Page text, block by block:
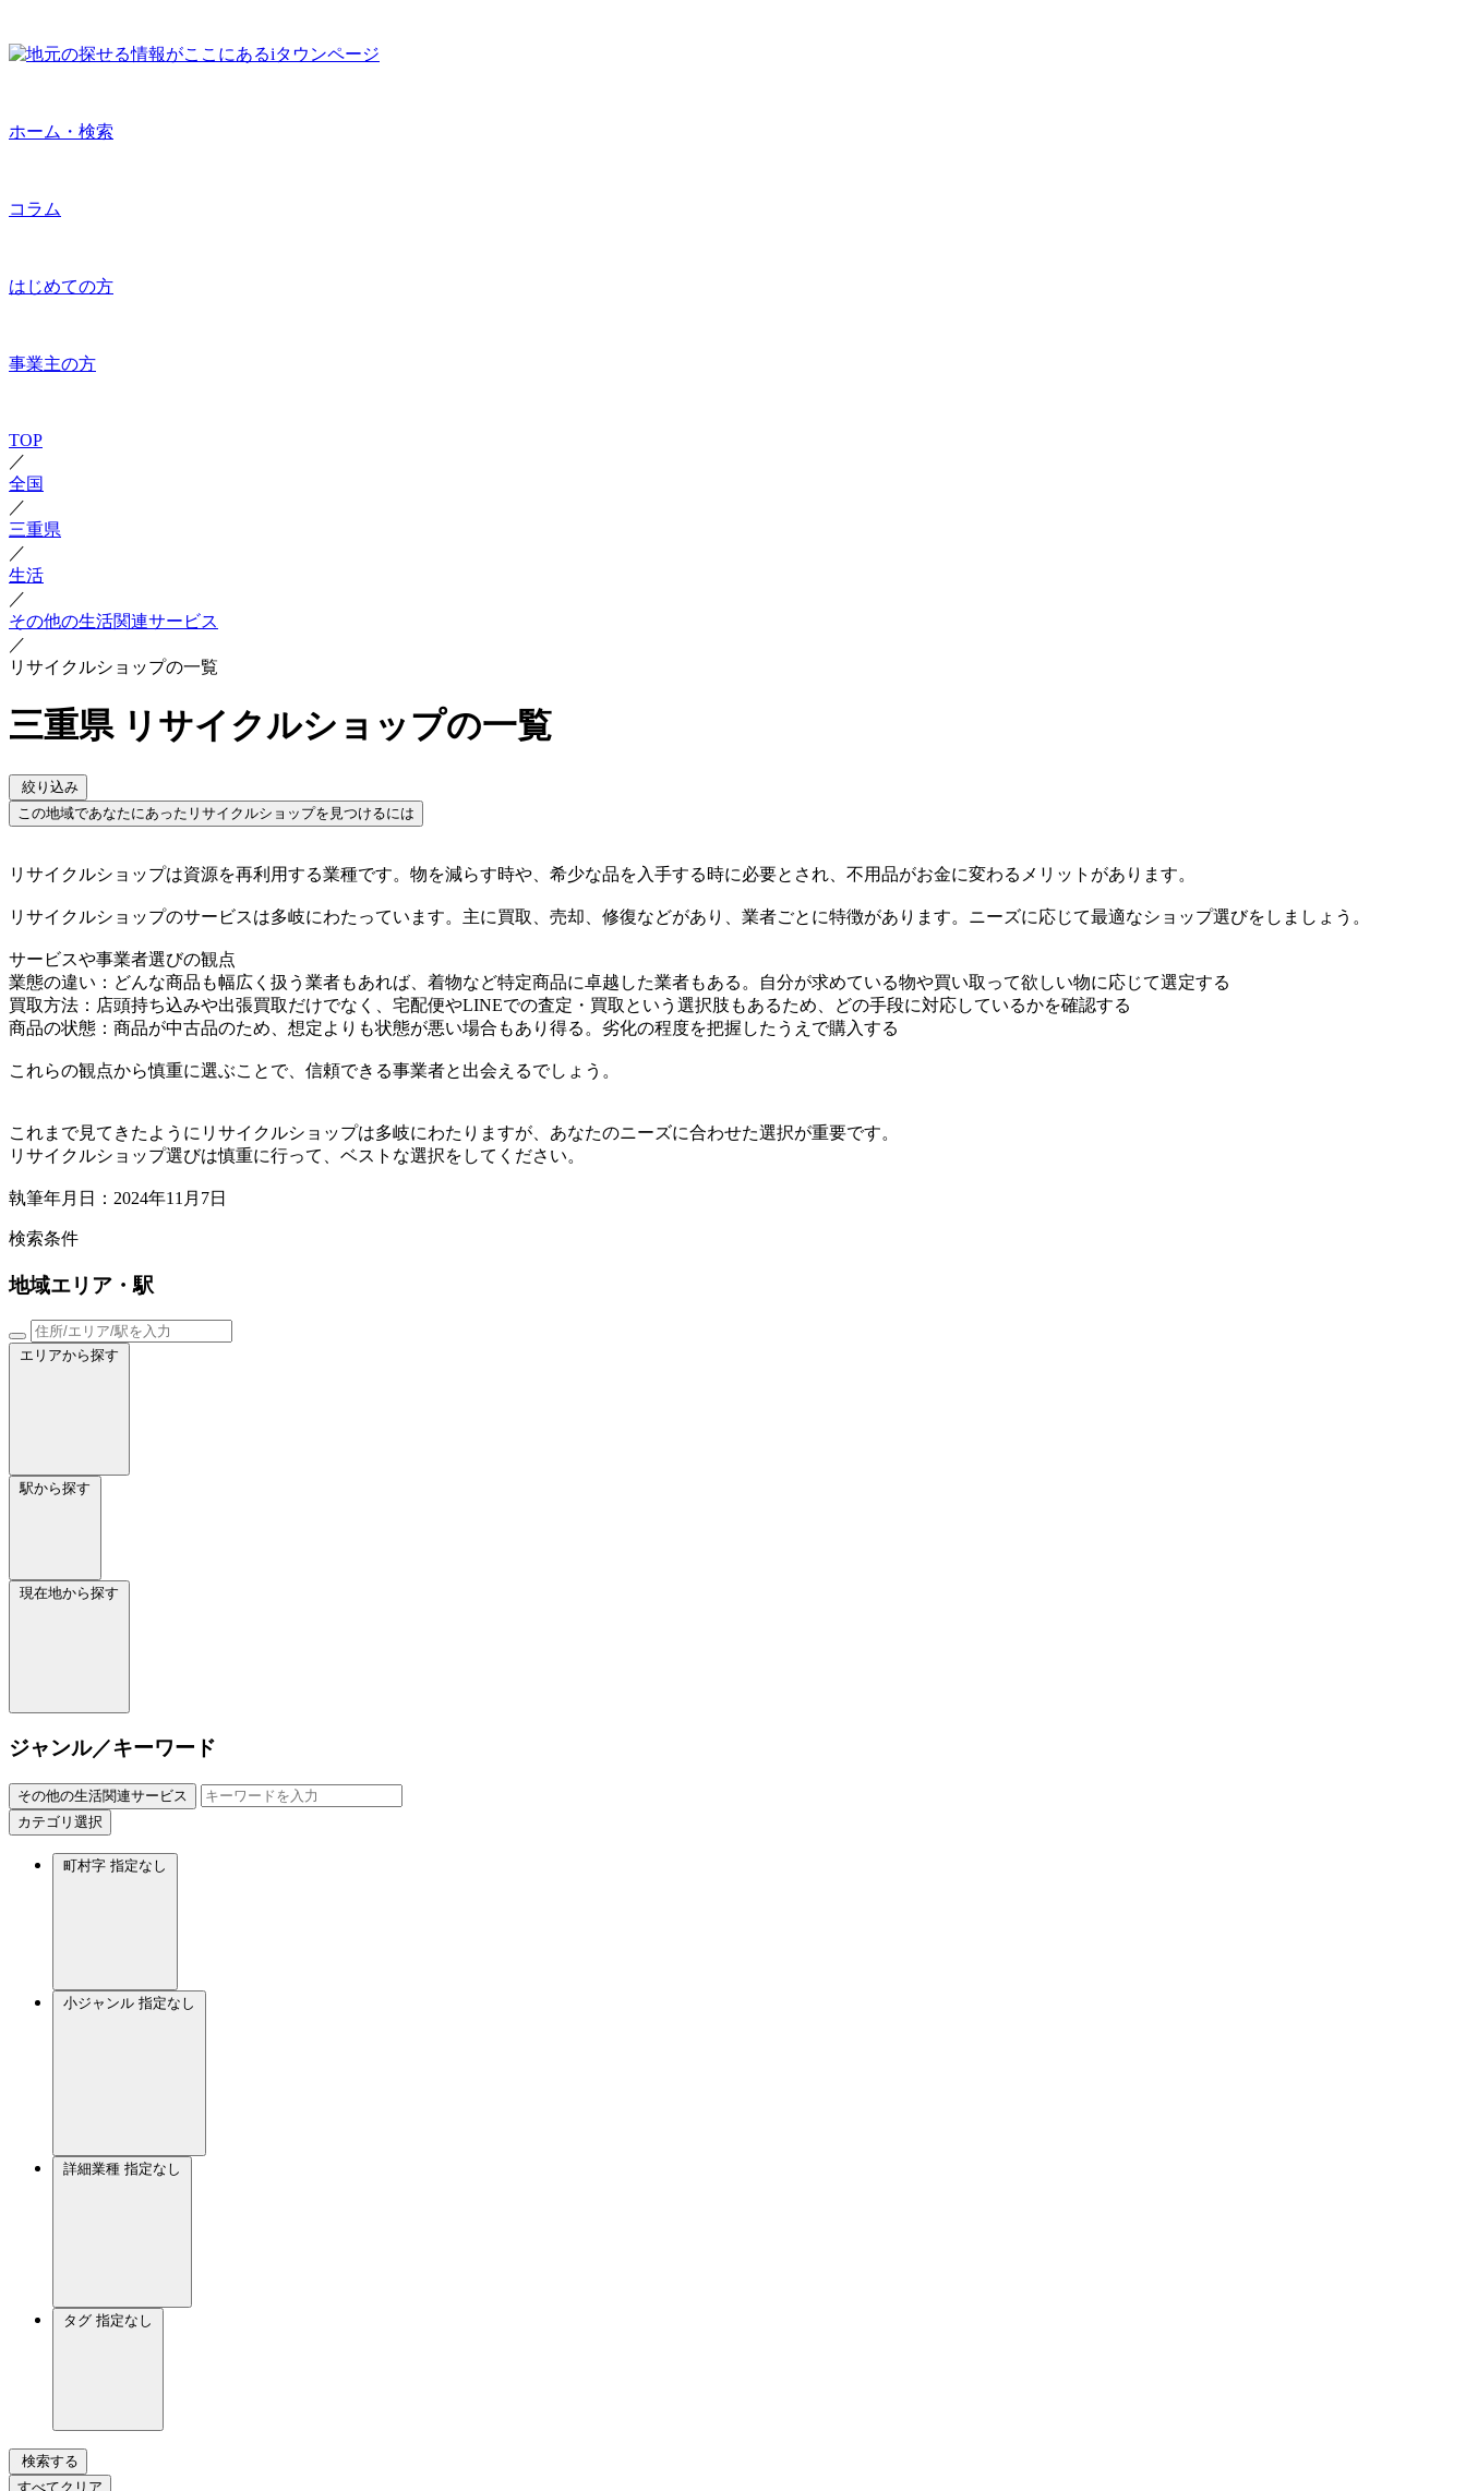
ホーム・検索
コラム
はじめての方
事業主の方
TOP
／
全国
／
三重県
／
生活
／
その他の生活関連サービス
／
リサイクルショップの一覧
三重県 リサイクルショップの一覧
絞り込み
この地域であなたにあったリサイクルショップを見つけるには
リサイクルショップは資源を再利用する業種です。物を減らす時や、希少な品を入手する時に必要とされ、不用品がお金に変わるメリットがあります。
リサイクルショップのサービスは多岐にわたっています。主に買取、売却、修復などがあり、業者ごとに特徴があります。ニーズに応じて最適なショップ選びをしましょう。
サービスや事業者選びの観点
業態の違い：どんな商品も幅広く扱う業者もあれば、着物など特定商品に卓越した業者もある。自分が求めている物や買い取って欲しい物に応じて選定する
買取方法：店頭持ち込みや出張買取だけでなく、宅配便やLINEでの査定・買取という選択肢もあるため、どの手段に対応しているかを確認する
商品の状態：商品が中古品のため、想定よりも状態が悪い場合もあり得る。劣化の程度を把握したうえで購入する
これらの観点から慎重に選ぶことで、信頼できる事業者と出会えるでしょう。
これまで見てきたようにリサイクルショップは多岐にわたりますが、あなたのニーズに合わせた選択が重要です。
リサイクルショップ選びは慎重に行って、ベストな選択をしてください。
執筆年月日：2024年11月7日
検索条件
地域エリア・駅
エリアから探す
駅から探す
現在地から探す
ジャンル／キーワード
その他の生活関連サービス
カテゴリ選択
町村字 指定なし
小ジャンル 指定なし
詳細業種 指定なし
タグ 指定なし
検索する
すべてクリア